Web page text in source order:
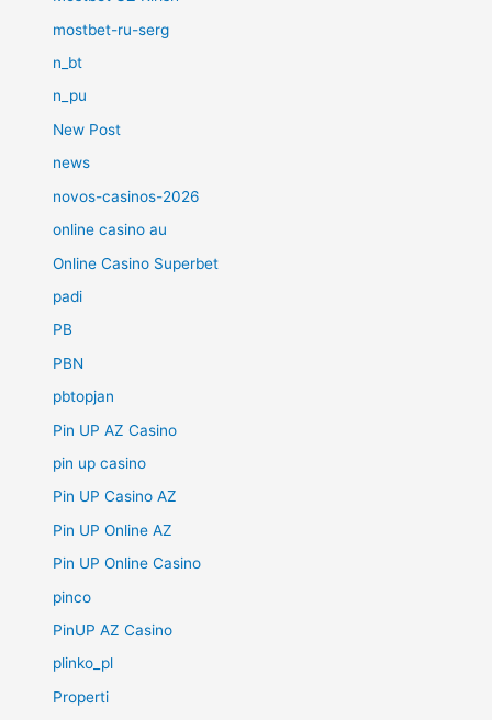
mostbet-ru-serg
n_bt
n_pu
New Post
news
novos-casinos-2026
online casino au
Online Casino Superbet
padi
PB
PBN
pbtopjan
Pin UP AZ Casino
pin up casino
Pin UP Casino AZ
Pin UP Online AZ
Pin UP Online Casino
pinco
PinUP AZ Casino
plinko_pl
Properti